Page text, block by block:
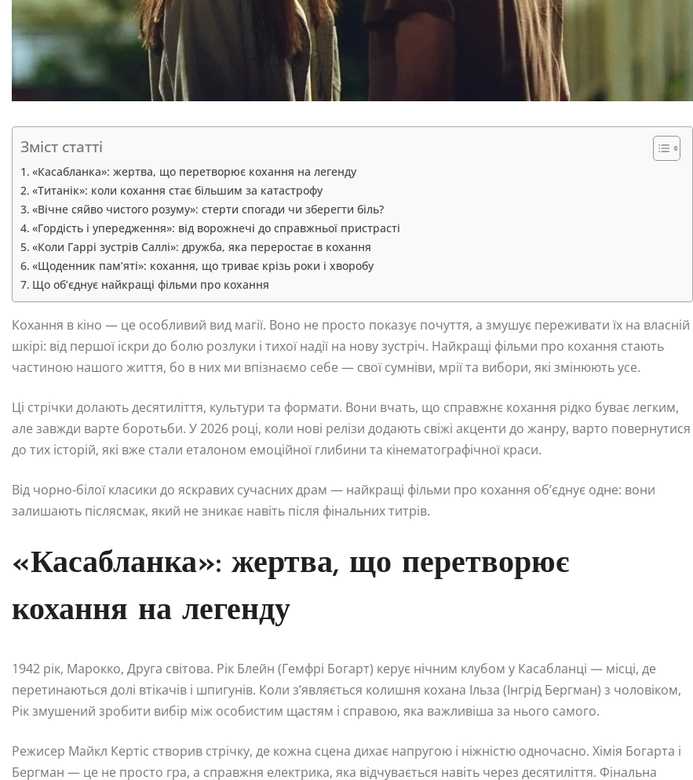
Зміст статті
«Касабланка»: жертва, що перетворює кохання на легенду
«Титанік»: коли кохання стає більшим за катастрофу
«Вічне сяйво чистого розуму»: стерти спогади чи зберегти біль?
«Гордість і упередження»: від ворожнечі до справжньої пристрасті
«Коли Гаррі зустрів Саллі»: дружба, яка переростає в кохання
«Щоденник пам’яті»: кохання, що триває крізь роки і хворобу
Що об’єднує найкращі фільми про кохання
Кохання в кіно — це особливий вид магії. Воно не просто показує почуття, а змушує переживати їх на власній
шкірі: від першої іскри до болю розлуки і тихої надії на нову зустріч. Найкращі фільми про кохання стають
частиною нашого життя, бо в них ми впізнаємо себе — свої сумніви, мрії та вибори, які змінюють усе.
Ці стрічки долають десятиліття, культури та формати. Вони вчать, що справжнє кохання рідко буває легким,
але завжди варте боротьби. У 2026 році, коли нові релізи додають свіжі акценти до жанру, варто повернутися
до тих історій, які вже стали еталоном емоційної глибини та кінематографічної краси.
Від чорно-білої класики до яскравих сучасних драм — найкращі фільми про кохання об’єднує одне: вони
залишають післясмак, який не зникає навіть після фінальних титрів.
«Касабланка»: жертва, що перетворює
кохання на легенду
1942 рік, Марокко, Друга світова. Рік Блейн (Гемфрі Богарт) керує нічним клубом у Касабланці — місці, де
перетинаються долі втікачів і шпигунів. Коли з’являється колишня кохана Ільза (Інгрід Бергман) з чоловіком,
Рік змушений зробити вибір між особистим щастям і справою, яка важливіша за нього самого.
Режисер Майкл Кертіс створив стрічку, де кожна сцена дихає напругою і ніжністю одночасно. Хімія Богарта і
Бергман — це не просто гра, а справжня електрика, яка відчувається навіть через десятиліття. Фінальна